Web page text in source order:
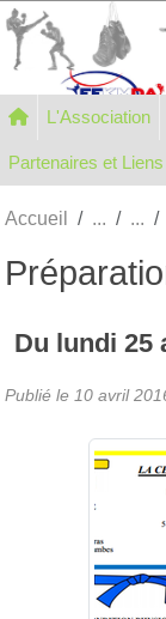
L'Association
Partenaires et Liens
Accueil
Du lundi 25
Publié le 10 avril
Panneau de